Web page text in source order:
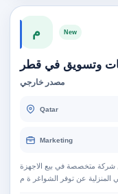
م New
وتسويق في قطر
مصدر خارجي
Qatar
Marketing
متخصصة في بيع الاجهزة